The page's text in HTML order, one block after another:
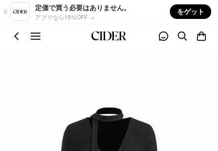
Skip to main content
定価で買う必要はありません。
アプリなら15%OFF →
をゲット